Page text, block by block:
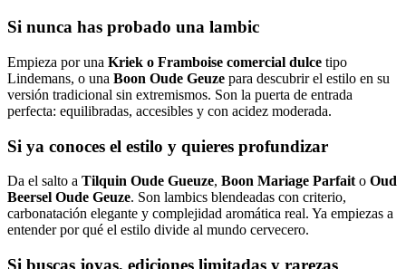
Si nunca has probado una lambic
Empieza por una Kriek o Framboise comercial dulce tipo
Lindemans, o una Boon Oude Geuze para descubrir el estilo en su
versión tradicional sin extremismos. Son la puerta de entrada
perfecta: equilibradas, accesibles y con acidez moderada.
Si ya conoces el estilo y quieres profundizar
Da el salto a Tilquin Oude Gueuze, Boon Mariage Parfait o Oud
Beersel Oude Geuze. Son lambics blendeadas con criterio,
carbonatación elegante y complejidad aromática real. Ya empiezas a
entender por qué el estilo divide al mundo cervecero.
Si buscas joyas, ediciones limitadas y rarezas